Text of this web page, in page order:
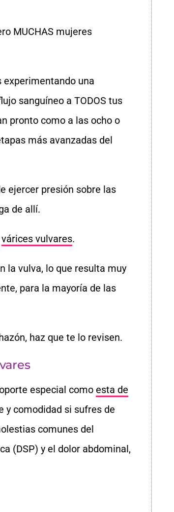
MUCHAS mujeres
experimentando una
sanguíneo a TODOS tus
pronto como a las ocho o
más avanzadas del
ejercer presión sobre las
de allí.
várices vulvares.
la vulva, lo que resulta muy
para la mayoría de las
haz que te lo revisen.
especial como esta de
y comodidad si sufres de
comunes del
(DSP) y el dolor abdominal,